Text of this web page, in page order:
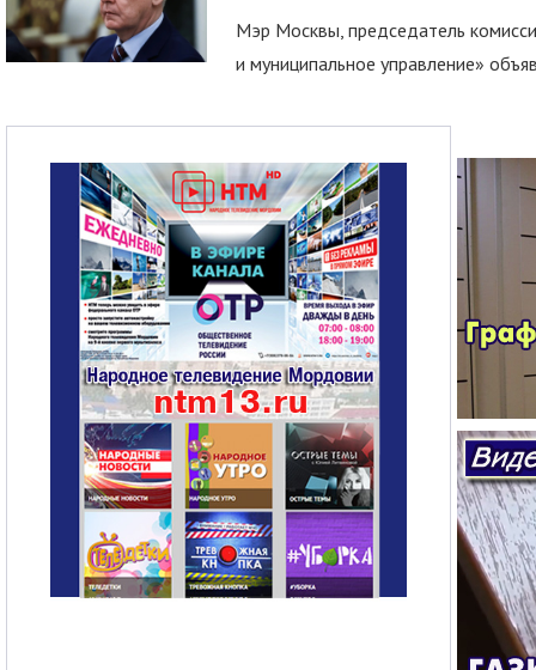
Мэр Москвы, председатель
и муниципальное управление»